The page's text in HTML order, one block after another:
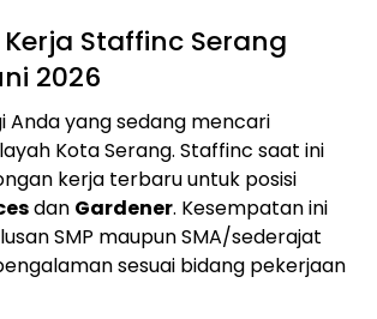
Staffinc Serang
2026
Anda yang sedang mencari
Kota Serang. Staffinc saat ini
kerja terbaru untuk posisi
dan Gardener. Kesempatan ini
SMP maupun SMA/sederajat
sesuai bidang pekerjaan